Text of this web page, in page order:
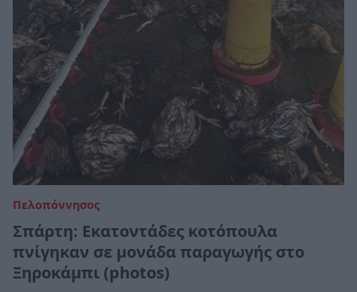
Πελοπόννησος
Σπάρτη: Εκατοντάδες κοτόπουλα
πνίγηκαν σε μονάδα παραγωγής στο
Ξηροκάμπι (photos)